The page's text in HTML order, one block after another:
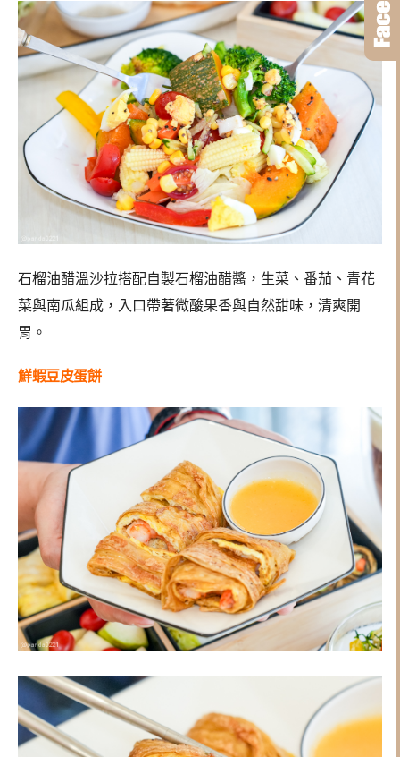
石榴油醋溫沙拉搭配自製石榴油醋醬，生菜、番茄、青花
菜與南瓜組成，入口帶著微酸果香與自然甜味，清爽開
胃。
鮮蝦豆皮蛋餅